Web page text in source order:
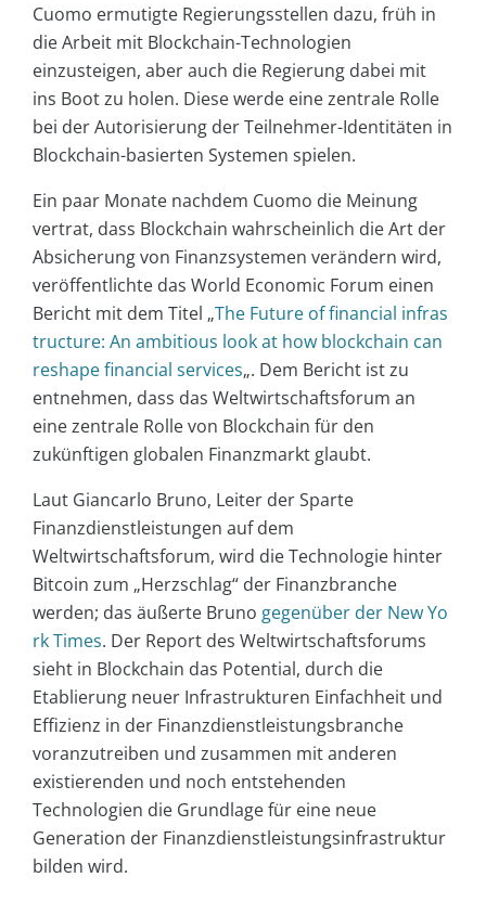
Cuomo ermutigte Regierungsstellen dazu, früh in
die Arbeit mit Blockchain-Technologien
einzusteigen, aber auch die Regierung dabei mit
ins Boot zu holen. Diese werde eine zentrale Rolle
bei der Autorisierung der Teilnehmer-Identitäten in
Blockchain-basierten Systemen spielen.
Ein paar Monate nachdem Cuomo die Meinung
vertrat, dass Blockchain wahrscheinlich die Art der
Absicherung von Finanzsystemen verändern wird,
veröffentlichte das World Economic Forum einen
Bericht mit dem Titel „The Future of financial infras
tructure: An ambitious look at how blockchain can
reshape financial services„. Dem Bericht ist zu
entnehmen, dass das Weltwirtschaftsforum an
eine zentrale Rolle von Blockchain für den
zukünftigen globalen Finanzmarkt glaubt.
Laut Giancarlo Bruno, Leiter der Sparte
Finanzdienstleistungen auf dem
Weltwirtschaftsforum, wird die Technologie hinter
Bitcoin zum „Herzschlag“ der Finanzbranche
werden; das äußerte Bruno gegenüber der New Yo
rk Times. Der Report des Weltwirtschaftsforums
sieht in Blockchain das Potential, durch die
Etablierung neuer Infrastrukturen Einfachheit und
Effizienz in der Finanzdienstleistungsbranche
voranzutreiben und zusammen mit anderen
existierenden und noch entstehenden
Technologien die Grundlage für eine neue
Generation der Finanzdienstleistungsinfrastruktur
bilden wird.